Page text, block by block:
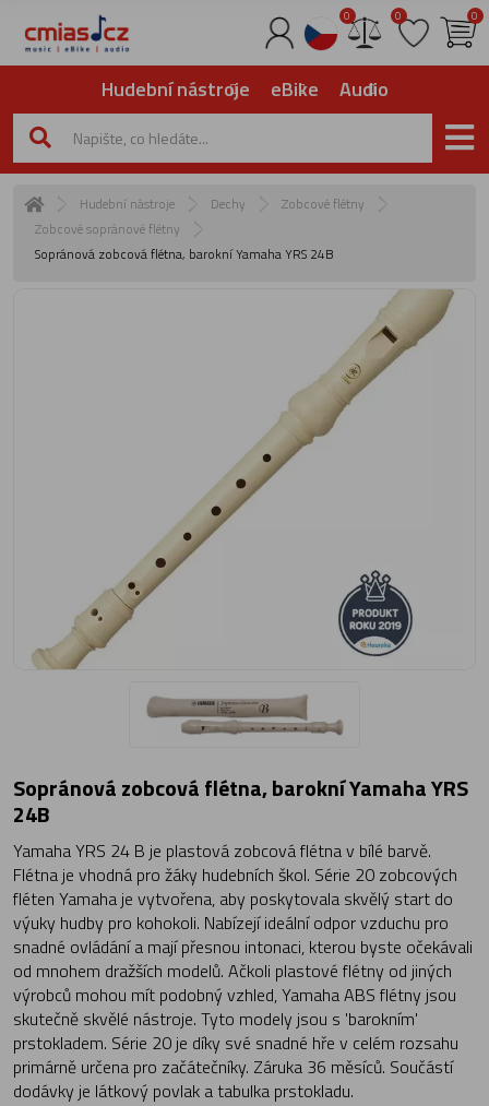
0 0 0
Hudební nástroje eBike Audio
Hudební nástroje Dechy
Zobcové flétny
Zobcové sopránové flétny
Sopránová zobcová flétna, barokní Yamaha YRS 24B
Sopránová zobcová flétna, barokní Yamaha YRS
24B
Yamaha YRS 24 B je plastová zobcová flétna v bílé barvě.
Flétna je vhodná pro žáky hudebních škol. Série 20 zobcových
fléten Yamaha je vytvořena, aby poskytovala skvělý start do
výuky hudby pro kohokoli. Nabízejí ideální odpor vzduchu pro
snadné ovládání a mají přesnou intonaci, kterou byste očekávali
od mnohem dražších modelů. Ačkoli plastové flétny od jiných
výrobců mohou mít podobný vzhled, Yamaha ABS flétny jsou
skutečně skvělé nástroje. Tyto modely jsou s 'barokním'
prstokladem. Série 20 je díky své snadné hře v celém rozsahu
primárně určena pro začátečníky. Záruka 36 měsíců. Součástí
dodávky je látkový povlak a tabulka prstokladu.